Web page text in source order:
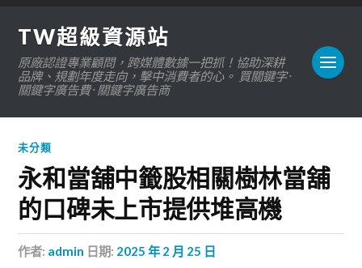
TW超級資源站
原廠認證專業顧問，跨媒體數據一把抓！協助深耕
品牌、規劃年度走向，擊中消費者的心。 買關鍵字 ·
關鍵字廣告費 · 關鍵字廣告商
未分類
永和當舖中籤股相關樹林當舖
的口碑未上市提供堆高機
作者: admin 日期: 2025 年 2 月 25 日